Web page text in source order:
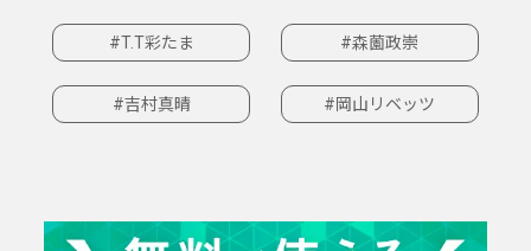
#T.T彩たま #森薗政崇
#吉村真晴 #岡山リベッツ